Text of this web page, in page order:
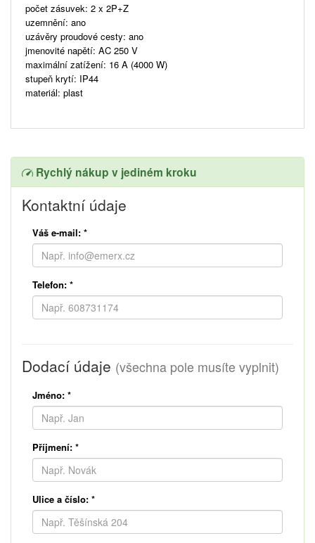
počet zásuvek: 2 x 2P+Z
uzemnění: ano
uzávěry proudové cesty: ano
jmenovité napětí: AC 250 V
maximální zatížení: 16 A (4000 W)
stupeň krytí: IP44
materiál: plast
Rychlý nákup v jediném kroku
Kontaktní údaje
Váš e-mail: *
Telefon: *
Dodací údaje (všechna pole musíte vyplnit)
Jméno: *
Příjmení: *
Ulice a číslo: *